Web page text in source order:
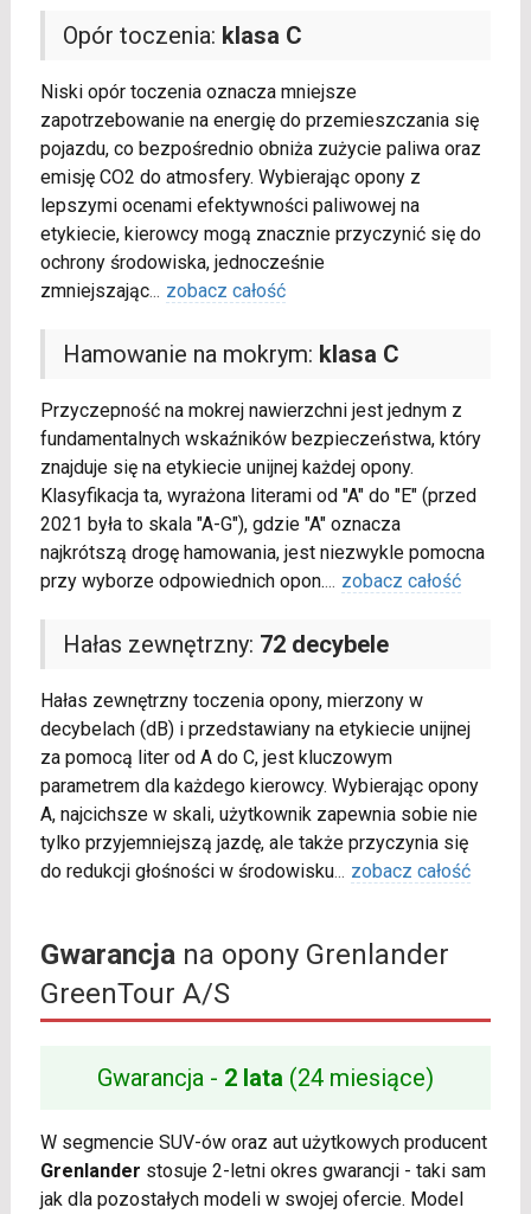
Opór toczenia: klasa C
Niski opór toczenia oznacza mniejsze
zapotrzebowanie na energię do przemieszczania się
pojazdu, co bezpośrednio obniża zużycie paliwa oraz
emisję CO2 do atmosfery. Wybierając opony z
lepszymi ocenami efektywności paliwowej na
etykiecie, kierowcy mogą znacznie przyczynić się do
ochrony środowiska, jednocześnie
zmniejszając... zobacz całość
Hamowanie na mokrym: klasa C
Przyczepność na mokrej nawierzchni jest jednym z
fundamentalnych wskaźników bezpieczeństwa, który
znajduje się na etykiecie unijnej każdej opony.
Klasyfikacja ta, wyrażona literami od "A" do "E" (przed
2021 była to skala "A-G"), gdzie "A" oznacza
najkrótszą drogę hamowania, jest niezwykle pomocna
przy wyborze odpowiednich opon.... zobacz całość
Hałas zewnętrzny: 72 decybele
Hałas zewnętrzny toczenia opony, mierzony w
decybelach (dB) i przedstawiany na etykiecie unijnej
za pomocą liter od A do C, jest kluczowym
parametrem dla każdego kierowcy. Wybierając opony
A, najcichsze w skali, użytkownik zapewnia sobie nie
tylko przyjemniejszą jazdę, ale także przyczynia się
do redukcji głośności w środowisku... zobacz całość
Gwarancjana opony Grenlander
GreenTour A/S
Gwarancja - 2 lata (24 miesiące)
W segmencie SUV-ów oraz aut użytkowych producent
Grenlander stosuje 2-letni okres gwarancji - taki sam
jak dla pozostałych modeli w swojej ofercie. Model